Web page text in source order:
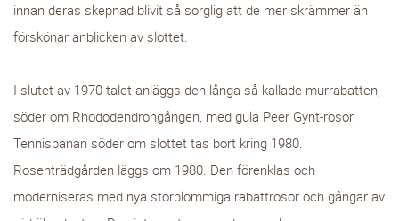
innan deras skepnad blivit så sorglig att de mer skrämmer än
förskönar anblicken av slottet.
I slutet av 1970-talet anläggs den långa så kallade murrabatten,
söder om Rhododendrongången, med gula Peer Gynt-rosor.
Tennisbanan söder om slottet tas bort kring 1980.
Rosenträdgården läggs om 1980. Den förenklas och
moderniseras med nya storblommiga rabattrosor och gångar av